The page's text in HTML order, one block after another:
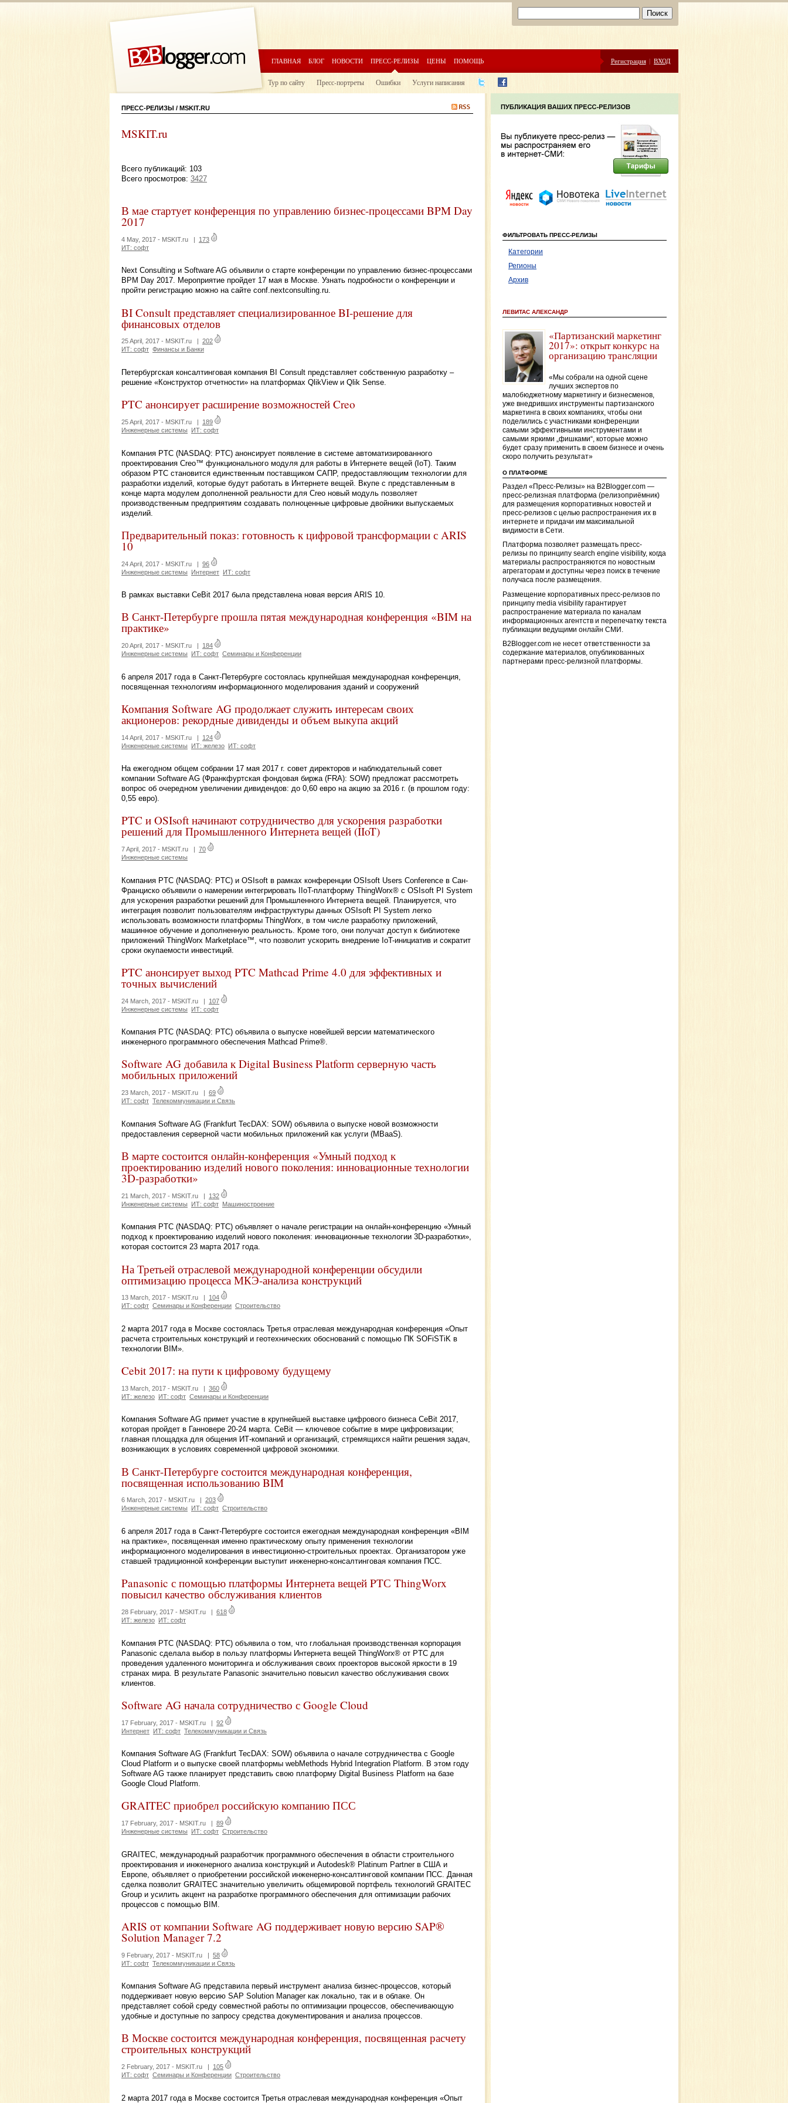
ГЛАВНАЯ БЛОГ НОВОСТИ ПРЕСС-РЕЛИЗЫ ЦЕНЫ ПОМОЩЬ Регистрация | ВХОД
Тур по сайту Пресс-портреты Ошибки Услуги написания
ПРЕСС-РЕЛИЗЫ / MSKIT.RU
MSKIT.ru
Всего публикаций: 103
Всего просмотров: 3427
В мае стартует конференция по управлению бизнес-процессами BPM Day
2017
4 May, 2017 - MSKIT.ru | 173
ИТ: софт
Next Consulting и Software AG объявили о старте конференции по управлению бизнес-процессами
BPM Day 2017. Мероприятие пройдет 17 мая в Москве. Узнать подробности о конференции и
пройти регистрацию можно на сайте conf.nextconsulting.ru.
BI Consult представляет специализированное BI-решение для
финансовых отделов
25 April, 2017 - MSKIT.ru
202
ИТ: софт Финансы и Банки
Петербургская консалтинговая компания BI Consult представляет собственную разработку –
решение «Конструктор отчетности» на платформах QlikView и Qlik Sense.
PTC анонсирует расширение возможностей Creo
25 April, 2017 - MSKIT.ru | 189
Инженерные системы
ИТ: софт
Компания PTC (NASDAQ: PTC) анонсирует появление в системе автоматизированного
проектирования Creo™ функционального модуля для работы в Интернете вещей (IoT). Таким
образом PTC становится единственным поставщиком САПР, предоставляющим технологии для
разработки изделий, которые будут работать в Интернете вещей. Вкупе с представленным в
конце марта модулем дополненной реальности для Creo новый модуль позволяет
производственным предприятиям создавать полноценные цифровые двойники выпускаемых
изделий.
Предварительный показ: готовность к цифровой трансформации с ARIS
10
24 April, 2017 - MSKIT.ru | 96
Инженерные системы
Интернет ИТ: софт
В рамках выставки CeBit 2017 была представлена новая версия ARIS 10.
В Санкт-Петербурге прошла пятая международная конференция «BIM на
практике»
20 April, 2017 - MSKIT.ru | 184
Инженерные системы
ИТ: софт Семинары и Конференции
6 апреля 2017 года в Санкт-Петербурге состоялась крупнейшая международная конференция,
посвященная технологиям информационного моделирования зданий и сооружений
Компания Software AG продолжает служить интересам своих
акционеров: рекордные дивиденды и объем выкупа акций
14 April, 2017 - MSKIT.ru | 124
Инженерные системы
ИТ: железо ИТ: софт
На ежегодном общем собрании 17 мая 2017 г. совет директоров и наблюдательный совет
компании Software AG (Франкфуртская фондовая биржа (FRA): SOW) предложат рассмотреть
вопрос об очередном увеличении дивидендов: до 0,60 евро на акцию за 2016 г. (в прошлом году:
0,55 евро).
PTC и OSIsoft начинают сотрудничество для ускорения разработки
решений для Промышленного Интернета вещей (IIoT)
7 April, 2017 - MSKIT.ru | 70
Инженерные системы
Компания PTC (NASDAQ: PTC) и OSIsoft в рамках конференции OSIsoft Users Conference в Сан-
Франциско объявили о намерении интегрировать IIoT-платформу ThingWorx® с OSIsoft PI System
для ускорения разработки решений для Промышленного Интернета вещей. Планируется, что
интеграция позволит пользователям инфраструктуры данных OSIsoft PI System легко
использовать возможности платформы ThingWorx, в том числе разработку приложений,
машинное обучение и дополненную реальность. Кроме того, они получат доступ к библиотеке
приложений ThingWorx Marketplace™, что позволит ускорить внедрение IoT-инициатив и сократит
сроки окупаемости инвестиций.
PTC анонсирует выход PTC Mathcad Prime 4.0 для эффективных и
точных вычислений
24 March, 2017 - MSKIT.ru | 107
Инженерные системы
ИТ: софт
Компания PTC (NASDAQ: PTC) объявила о выпуске новейшей версии математического
инженерного программного обеспечения Mathcad Prime®.
Software AG добавила к Digital Business Platform серверную часть
мобильных приложений
23 March, 2017 - MSKIT.ru
69
ИТ: софт Телекоммуникации и Связь
Компания Software AG (Frankfurt TecDAX: SOW) объявила о выпуске новой возможности
предоставления серверной части мобильных приложений как услуги (MBaaS).
В марте состоится онлайн-конференция «Умный подход к
проектированию изделий нового поколения: инновационные технологии
3D-разработки»
21 March, 2017 - MSKIT.ru | 132
Инженерные системы
ИТ: софт Машиностроение
Компания PTC (NASDAQ: PTC) объявляет о начале регистрации на онлайн-конференцию «Умный
подход к проектированию изделий нового поколения: инновационные технологии 3D-разработки»,
которая состоится 23 марта 2017 года.
На Третьей отраслевой международной конференции обсудили
оптимизацию процесса МКЭ-анализа конструкций
13 March, 2017 - MSKIT.ru
104
ИТ: софт Семинары и Конференции Строительство
2 марта 2017 года в Москве состоялась Третья отраслевая международная конференция «Опыт
расчета строительных конструкций и геотехнических обоснований с помощью ПК SOFiSTiK в
технологии BIM».
Cebit 2017: на пути к цифровому будущему
13 March, 2017 - MSKIT.ru | 360
ИТ: железо ИТ: софт Семинары и Конференции
Компания Software AG примет участие в крупнейшей выставке цифрового бизнеса CeBit 2017,
которая пройдет в Ганновере 20-24 марта. CeBit — ключевое событие в мире цифровизации;
главная площадка для общения ИТ-компаний и организаций, стремящихся найти решения задач,
возникающих в условиях современной цифровой экономики.
В Санкт-Петербурге состоится международная конференция,
посвященная использованию BIM
6 March, 2017 - MSKIT.ru
203
Инженерные системы
ИТ: софт Строительство
6 апреля 2017 года в Санкт-Петербурге состоится ежегодная международная конференция «BIM
на практике», посвященная именно практическому опыту применения технологии
информационного моделирования в инвестиционно-строительных проектах. Организатором уже
ставшей традиционной конференции выступит инженерно-консалтинговая компания ПСС.
Panasonic с помощью платформы Интернета вещей PTС ThingWorx
повысил качество обслуживания клиентов
28 February, 2017 - MSKIT.ru | 618
ИТ: железо ИТ: софт
Компания PTC (NASDAQ: PTC) объявила о том, что глобальная производственная корпорация
Panasonic сделала выбор в пользу платформы Интернета вещей ThingWorx® от PTC для
проведения удаленного мониторинга и обслуживания своих проекторов высокой яркости в 19
странах мира. В результате Panasonic значительно повысил качество обслуживания своих
клиентов.
Software AG начала сотрудничество с Google Cloud
17 February, 2017 - MSKIT.ru | 92
Интернет ИТ: софт Телекоммуникации и Связь
Компания Software AG (Frankfurt TecDAX: SOW) объявила о начале сотрудничества с Google
Cloud Platform и о выпуске своей платформы webMethods Hybrid Integration Platform. В этом году
Software AG также планирует представить свою платформу Digital Business Platform на базе
Google Cloud Platform.
GRAITEC приобрел российскую компанию ПСС
17 February, 2017 - MSKIT.ru | 89
Инженерные системы
ИТ: софт Строительство
GRAITEC, международный разработчик программного обеспечения в области строительного
проектирования и инженерного анализа конструкций и Autodesk® Platinum Partner в США и
Европе, объявляет о приобретении российской инженерно-консалтинговой компании ПСС. Данная
сделка позволит GRAITEC значительно увеличить общемировой портфель технологий GRAITEC
Group и усилить акцент на разработке программного обеспечения для оптимизации рабочих
процессов с помощью BIM.
ARIS от компании Software AG поддерживает новую версию SAP®
Solution Manager 7.2
9 February, 2017 - MSKIT.ru | 58
ИТ: софт Телекоммуникации и Связь
Компания Software AG представила первый инструмент анализа бизнес-процессов, который
поддерживает новую версию SAP Solution Manager как локально, так и в облаке. Он
представляет собой среду совместной работы по оптимизации процессов, обеспечивающую
удобные и доступные по запросу средства документирования и анализа процессов.
В Москве состоится международная конференция, посвященная расчету
строительных конструкций
2 February, 2017 - MSKIT.ru | 105
ИТ: софт Семинары и Конференции Строительство
2 марта 2017 года в Москве состоится Третья отраслевая международная конференция «Опыт
ФИЛЬТРОВАТЬ ПРЕСС-РЕЛИЗЫ
Категории
Регионы
Архив
ЛЕВИТАС АЛЕКСАНДР
«Партизанский маркетинг
2017»: открыт конкурс на
организацию трансляции
«Мы собрали на одной сцене
лучших экспертов по
малобюджетному маркетингу и бизнесменов,
уже внедривших инструменты партизанского
маркетинга в своих компаниях, чтобы они
поделились с участниками конференции
самыми эффективными инструментами и
самыми яркими „фишками“, которые можно
будет сразу применить в своем бизнесе и очень
скоро получить результат»
О ПЛАТФОРМЕ
Раздел «Пресс-Релизы» на B2Blogger.com —
пресс-релизная платформа (релизоприёмник)
для размещения корпоративных новостей и
пресс-релизов с целью распространения их в
интернете и придачи им максимальной
видимости в Сети.
Платформа позволяет размещать пресс-
релизы по принципу search engine visibility, когда
материалы распространяются по новостным
агрегаторам и доступны через поиск в течение
получаса после размещения.
Размещение корпоративных пресс-релизов по
принципу media visibility гарантирует
распространение материала по каналам
информационных агентств и перепечатку текста
публикации ведущими онлайн СМИ.
B2Blogger.com не несет ответственности за
содержание материалов, опубликованных
партнерами пресс-релизной платформы.